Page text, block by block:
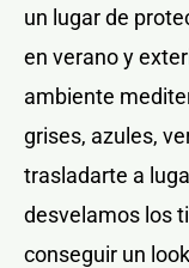
un lugar de
en verano y
ambiente
grises, azules,
trasladarte a
desvelamos los
conseguir un